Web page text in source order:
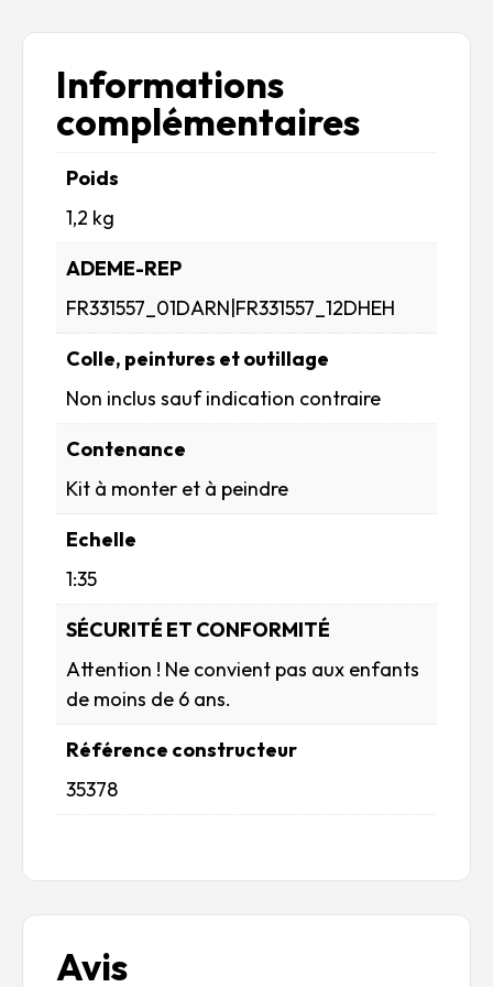
Informations
complémentaires
Poids
1,2 kg
ADEME-REP
FR331557_01DARN|FR331557_12DHEH
Colle, peintures et outillage
Non inclus sauf indication contraire
Contenance
Kit à monter et à peindre
Echelle
1:35
SÉCURITÉ ET CONFORMITÉ
Attention ! Ne convient pas aux enfants
de moins de 6 ans.
Référence constructeur
35378
Avis